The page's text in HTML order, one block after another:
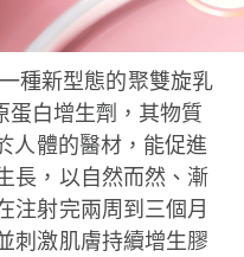
種新型態的聚雙旋乳
蛋白增生劑，其物質
人體的醫材，能促進
長，以自然而然、漸
注射完兩周到三個月
刺激肌膚持續增生膠